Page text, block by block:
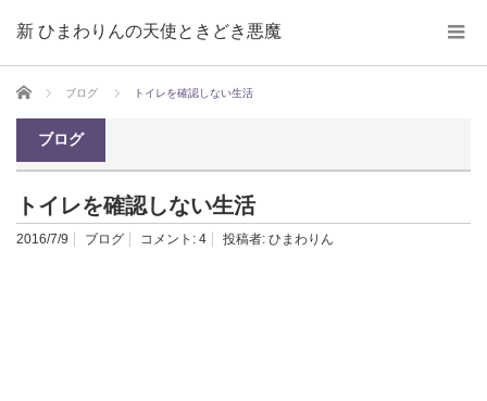
新 ひまわりんの天使ときどき悪魔
ホーム ブログ トイレを確認しない生活
ブログ
トイレを確認しない生活
2016/7/9 ブログ コメント: 4 投稿者: ひまわりん